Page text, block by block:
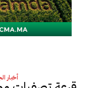
أخبار